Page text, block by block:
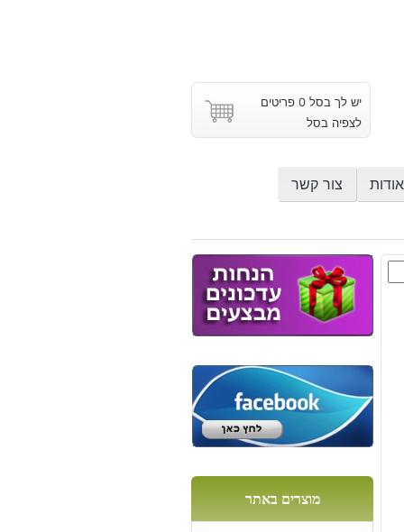
יש לך בסל 0 פריטים
לצפיה בסל
אודות צור קשר
מוצרים באתר